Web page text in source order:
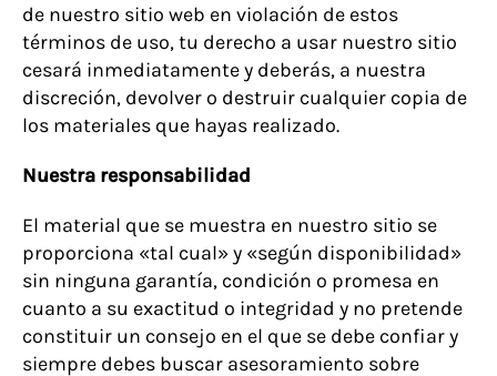
de nuestro sitio web en violación de estos
términos de uso, tu derecho a usar nuestro sitio
cesará inmediatamente y deberás, a nuestra
discreción, devolver o destruir cualquier copia de
los materiales que hayas realizado.
Nuestra responsabilidad
El material que se muestra en nuestro sitio se
proporciona «tal cual» y «según disponibilidad»
sin ninguna garantía, condición o promesa en
cuanto a su exactitud o integridad y no pretende
constituir un consejo en el que se debe confiar y
siempre debes buscar asesoramiento sobre